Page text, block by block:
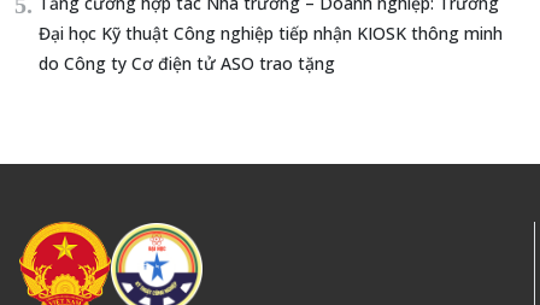
Đại học Kỹ thuật Công nghiệp tiếp nhận KIOSK thông minh
do Công ty Cơ điện tử ASO trao tặng